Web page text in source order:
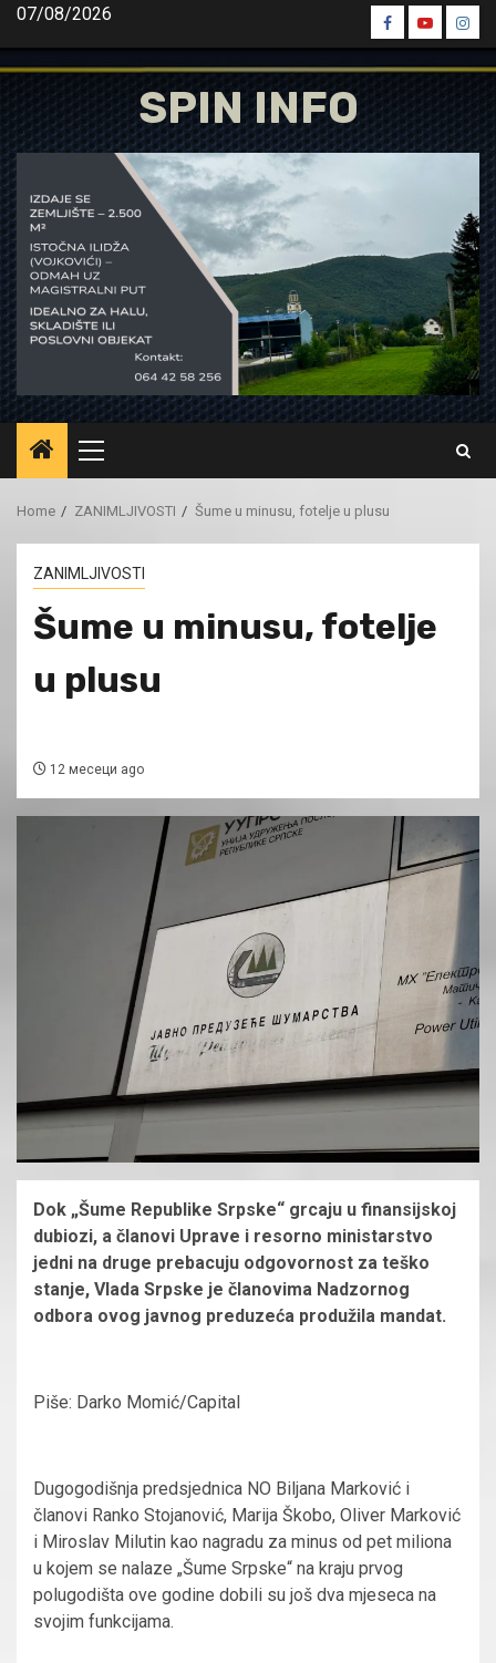
Skip
content
07/08/2026
Spin
Facebook
Spin
Youtube
Spin
SPIN INFO
Primary
Menu
Home ZANIMLJIVOSTI Šume u minusu, fotelje u plusu
ZANIMLJIVOSTI
Šume u minusu, fotelje
u plusu
12 месеци ago
Dok „Šume Republike Srpske“ grcaju u finansijskoj
dubiozi, a članovi Uprave i resorno ministarstvo
jedni na druge prebacuju odgovornost za teško
stanje, Vlada Srpske je članovima Nadzornog
odbora ovog javnog preduzeća produžila mandat.
Piše: Darko Momić/Capital
Dugogodišnja predsjednica NO Biljana Marković i
članovi Ranko Stojanović, Marija Škobo, Oliver Marković
i Miroslav Milutin kao nagradu za minus od pet miliona
u kojem se nalaze „Šume Srpske“ na kraju prvog
polugodišta ove godine dobili su još dva mjeseca na
svojim funkcijama.